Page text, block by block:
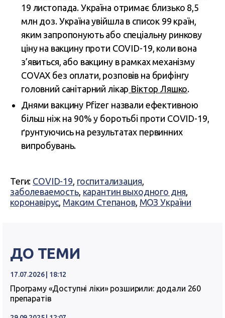
19 листопада. Україна отримає близько 8,5
млн доз. Україна увійшла в список 99 країн,
яким запропонують або спеціальну ринкову
ціну на вакцину проти COVID-19, коли вона
з’явиться, або вакцину в рамках механізму
COVAX без оплати, розповів на брифінгу
головний санітарний лікар Віктор Ляшко.
Днями вакцину Pfizer назвали ефективною
більш ніж на 90% у боротьбі проти COVID-19,
ґрунтуючись на результатах первинних
випробувань.
Теги: COVID-19, госпитализация,
заболеваемость, карантин выходного дня,
коронавірус, Максим Степанов, МОЗ України
ДО ТЕМИ
17.07.2026 | 18:12
Програму «Доступні ліки» розширили: додали 260
препаратів